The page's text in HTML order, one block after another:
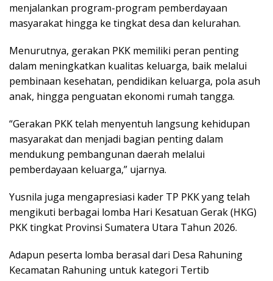
menjalankan program-program pemberdayaan
masyarakat hingga ke tingkat desa dan kelurahan.
Menurutnya, gerakan PKK memiliki peran penting
dalam meningkatkan kualitas keluarga, baik melalui
pembinaan kesehatan, pendidikan keluarga, pola asuh
anak, hingga penguatan ekonomi rumah tangga.
“Gerakan PKK telah menyentuh langsung kehidupan
masyarakat dan menjadi bagian penting dalam
mendukung pembangunan daerah melalui
pemberdayaan keluarga,” ujarnya.
Yusnila juga mengapresiasi kader TP PKK yang telah
mengikuti berbagai lomba Hari Kesatuan Gerak (HKG)
PKK tingkat Provinsi Sumatera Utara Tahun 2026.
Adapun peserta lomba berasal dari Desa Rahuning
Kecamatan Rahuning untuk kategori Tertib